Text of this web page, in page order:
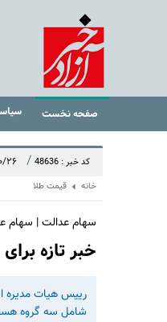
صفحه نخست
کد خبر : 48636 / ۱۴۰۲/
خانه قیمت طلا
سهام عدالت | سهام
خبر تازه برای
رییس هیات مدیره
شامل سه گروه هستند. حدود یک میلیون و ۸۵۰